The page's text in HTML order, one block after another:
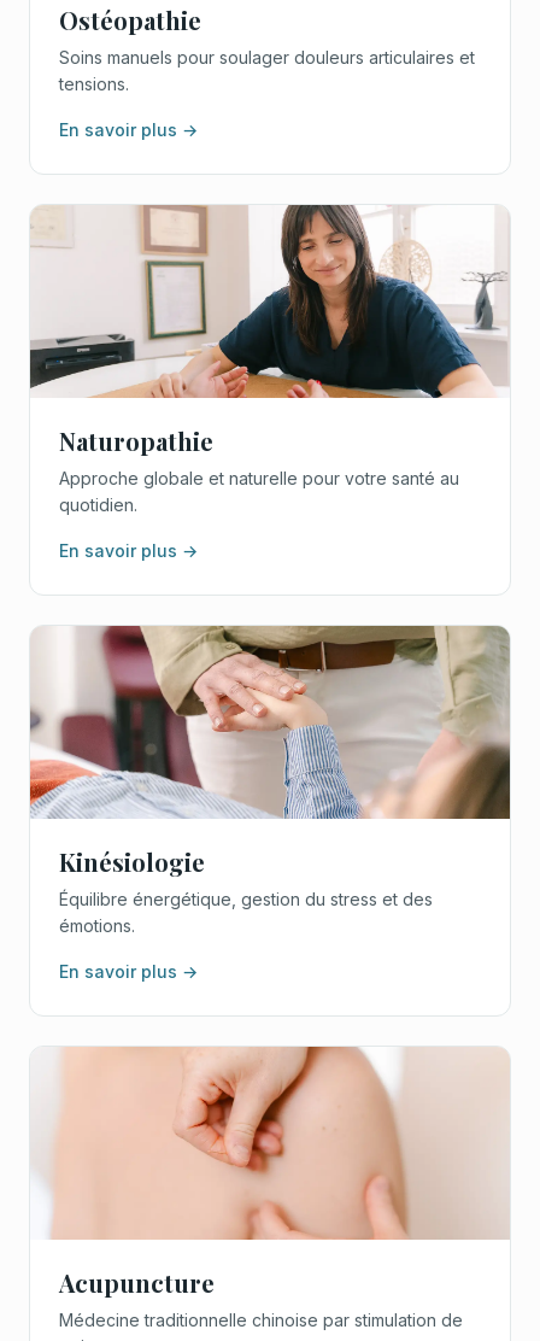
Ostéopathie
Soins manuels pour soulager douleurs articulaires et
tensions.
En savoir plus →
Naturopathie
Approche globale et naturelle pour votre santé au
quotidien.
En savoir plus →
Kinésiologie
Équilibre énergétique, gestion du stress et des
émotions.
En savoir plus →
Acupuncture
Médecine traditionnelle chinoise par stimulation de